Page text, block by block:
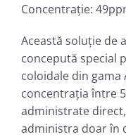
Concentraţie:
Această soluţie de
concepută special
coloidale din gama
concentraţia între
administrate
administra doar în